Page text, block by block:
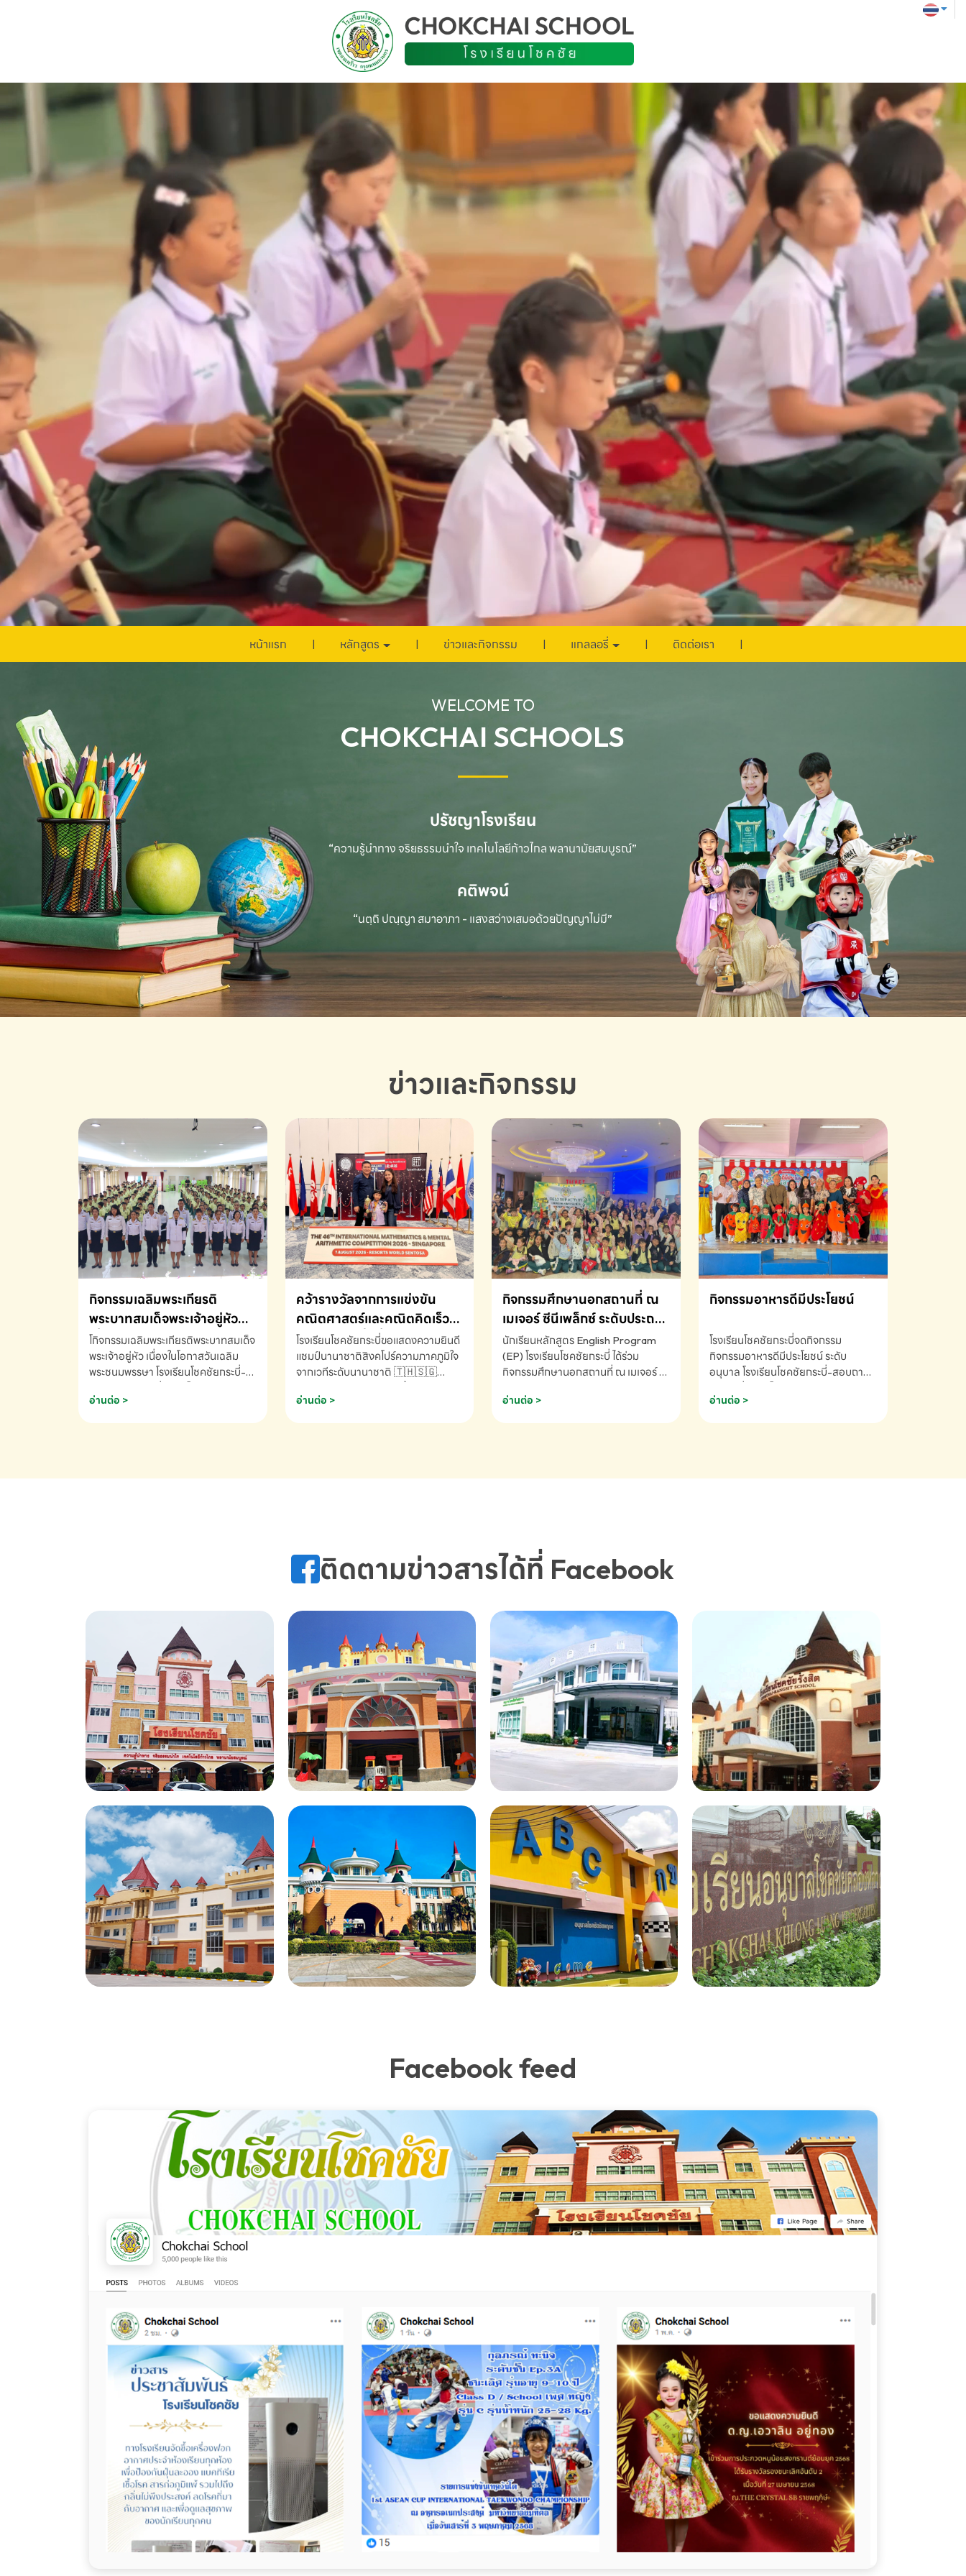
หน้าแรก หลักสูตร ข่าวและกิจกรรม แกลลอรี่ ติดต่อเรา
WELCOME TO
CHOKCHAI SCHOOLS
ปรัชญาโรงเรียน
“ความรู้นำทาง จริยธรรมนำใจ เทคโนโลยีก้าวไกลพลานามัยสมบูรณ์”
คติพจน์
“นตฺถิ ปณฺญา สมาอาภา - แสงสว่างเสมอด้วยปัญญาไม่มี”
ข่าวและกิจกรรม
กิจกรรมเฉลิมพระเกียรติ
พระบาทสมเด็จพระเจ้าอยู่หัว
เนื่องในโอกาสวันเฉลิม
พระชนมพรรษา
โกิจกรรมเฉลิมพระเกียรติพระบาทสมเด็จ
พระเจ้าอยู่หัว เนื่องในโอกาสวันเฉลิม
พระชนมพรรษา โรงเรียนโชคชัยกระบี่-
691910
อ่านต่อ >
คว้ารางวัลจากการแข่งขัน
คณิตศาสตร์และคณิตคิดเร็ว
นานาชาติ ครั้งที่ 46 ประจำปี
2569 ณ ประเทศสิงคโปร์
โรงเรียนโชคชัยกระบี่ขอแสดงความยินดี
แชมป์นานาชาติสิงคโปร์ความภาคภูมิใจ
จากเวทีระดับนานาชาติ 🇹🇭🇸🇬
K3 โรงเรียนโชคชัยกระบี่ จ.กระบี่ คว้า
AND MENTAL ARITHMETIC
Arithmetic Competition K2(Grop)
โรงเรียนโชคชัยกระบี่-สอบถามข้อมูล
อ่านต่อ >
กิจกรรมศึกษานอกสถานที่ ณ
เมเจอร์ ซีนีเพล็กซ์ ระดับประถม
ศึกษา (EP.1-6)
นักเรียนหลักสูตร English Program
(EP) โรงเรียนโชคชัยกระบี่ ได้ร่วม
กิจกรรมศึกษานอกสถานที่ ณ เมเจอร์ ซี
(Soundtrack)เพื่อเสริมทักษะการฟัง
โชคชัยกระบี่-สอบถามข้อมูลเพิ่มเติม
อ่านต่อ >
กิจกรรมอาหารดีมีประโยชน์
โรงเรียนโชคชัยกระบี่จดกิจกรรม
กิจกรรมอาหารดีมีประโยชน์ ระดับ
อนุบาล โรงเรียนโชคชัยกระบี่-สอบถาม
อ่านต่อ >
ติดตามข่าวสารได้ที่ Facebook
Facebook feed